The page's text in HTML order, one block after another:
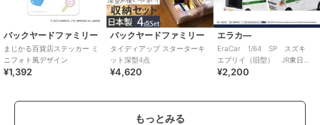
バックヤードファミリー
まじかる百貨店ステッカー ミ
ニフォト風デザイン
¥1,392
バックヤードファミリー
タイディアップ スターターキ
ット深型4点
¥4,620
エラカ―
EraCar 1/64 SP スズキ
エブリイ（旧型） JR東日
本 友部駅 業務用自動車
¥2,200
もっとみる